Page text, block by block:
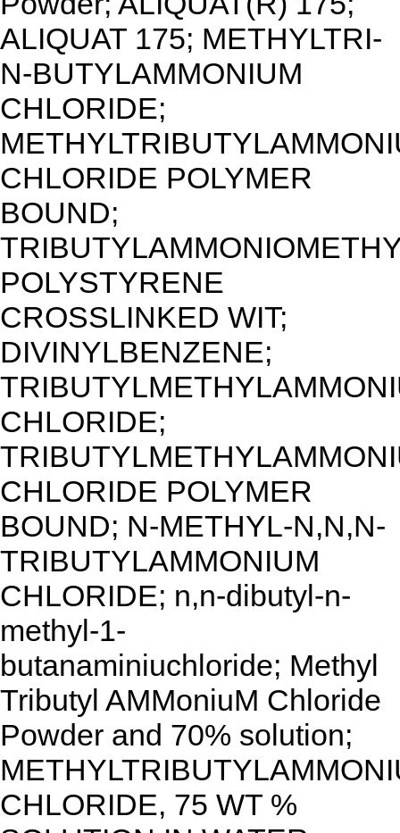
ALIQUAT 175; METHYLTRI-
N-BUTYLAMMONIUM
CHLORIDE;
CHLORIDE POLYMER
BOUND;
POLYSTYRENE
CROSSLINKED WIT;
DIVINYLBENZENE;
CHLORIDE;
CHLORIDE POLYMER
BOUND; N-METHYL-N,N,N-
TRIBUTYLAMMONIUM
CHLORIDE; n,n-dibutyl-n-
methyl-1-
butanaminiuchloride; Methyl
Tributyl AMMoniuM Chloride
Powder and 70% solution;
CHLORIDE, 75 WT %